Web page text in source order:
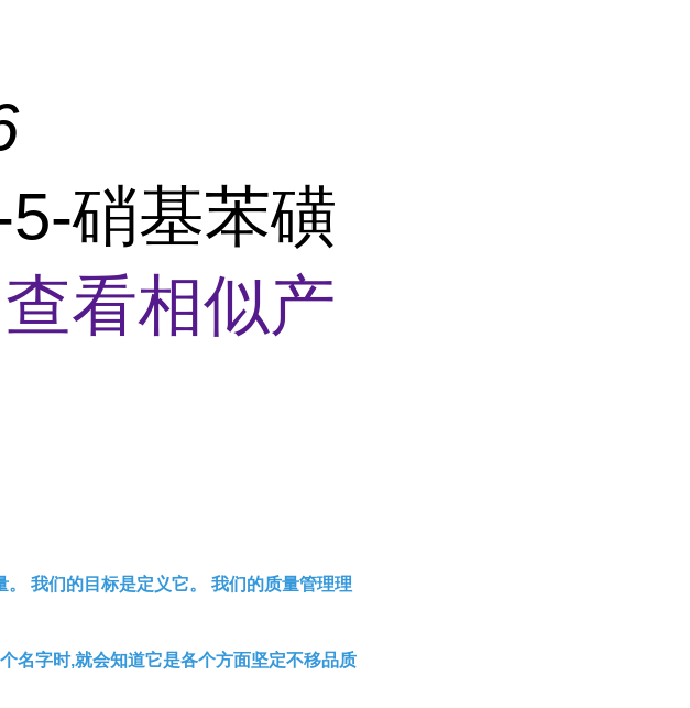
硝基苯磺
查看相似产
我们的目标是定义它。 我们的质量管理理
名字时,就会知道它是各个方面坚定不移品质